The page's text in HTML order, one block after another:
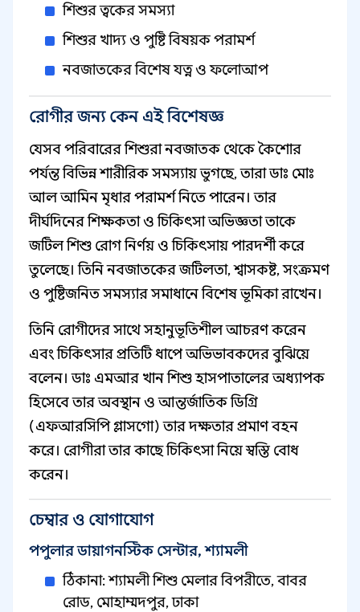
শিশুর ত্বকের সমস্যা
শিশুর খাদ্য ও পুষ্টি বিষয়ক পরামর্শ
নবজাতকের বিশেষ যত্ন ও ফলোআপ
রোগীর জন্য কেন এই বিশেষজ্ঞ
যেসব পরিবারের শিশুরা নবজাতক থেকে কৈশোর
পর্যন্ত বিভিন্ন শারীরিক সমস্যায় ভুগছে, তারা ডাঃ মোঃ
আল আমিন মৃধার পরামর্শ নিতে পারেন। তার
দীর্ঘদিনের শিক্ষকতা ও চিকিৎসা অভিজ্ঞতা তাকে
জটিল শিশু রোগ নির্ণয় ও চিকিৎসায় পারদর্শী করে
তুলেছে। তিনি নবজাতকের জটিলতা, শ্বাসকষ্ট, সংক্রমণ
ও পুষ্টিজনিত সমস্যার সমাধানে বিশেষ ভূমিকা রাখেন।
তিনি রোগীদের সাথে সহানুভূতিশীল আচরণ করেন
এবং চিকিৎসার প্রতিটি ধাপে অভিভাবকদের বুঝিয়ে
বলেন। ডাঃ এমআর খান শিশু হাসপাতালের অধ্যাপক
হিসেবে তার অবস্থান ও আন্তর্জাতিক ডিগ্রি
(এফআরসিপি গ্লাসগো) তার দক্ষতার প্রমাণ বহন
করে। রোগীরা তার কাছে চিকিৎসা নিয়ে স্বস্তি বোধ
করেন।
চেম্বার ও যোগাযোগ
পপুলার ডায়াগনস্টিক সেন্টার, শ্যামলী
ঠিকানা: শ্যামলী শিশু মেলার বিপরীতে, বাবর
রোড, মোহাম্মদপুর, ঢাকা